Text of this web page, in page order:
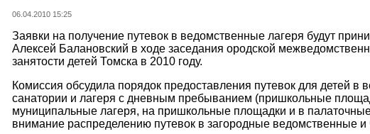
06.04.2010 15:25
Заявки на получение путевок в ведомственные лагеря будут
Алексей Балановский в ходе заседания ородской
занятости детей Томска в 2010 году.
Комиссия обсудила порядок предоставления путевок для детей
санатории и лагеря с дневным пребыванием (пришкольные
муниципальные лагеря, на пришкольные площадки и в
внимание распределению путевок в загородные ведомственные и